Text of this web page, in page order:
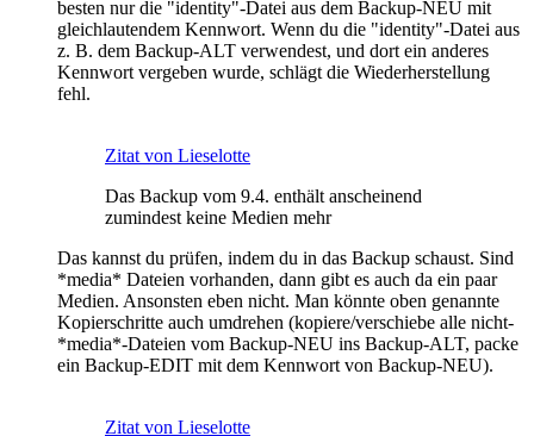
besten nur die "identity"-Datei aus dem Backup-NEU mit
gleichlautendem Kennwort. Wenn du die "identity"-Datei aus
z. B. dem Backup-ALT verwendest, und dort ein anderes
Kennwort vergeben wurde, schlägt die Wiederherstellung
fehl.
Zitat von Lieselotte
Das Backup vom 9.4. enthält anscheinend
zumindest keine Medien mehr
Das kannst du prüfen, indem du in das Backup schaust. Sind
*media* Dateien vorhanden, dann gibt es auch da ein paar
Medien. Ansonsten eben nicht. Man könnte oben genannte
Kopierschritte auch umdrehen (kopiere/verschiebe alle nicht-
*media*-Dateien vom Backup-NEU ins Backup-ALT, packe
ein Backup-EDIT mit dem Kennwort von Backup-NEU).
Zitat von Lieselotte